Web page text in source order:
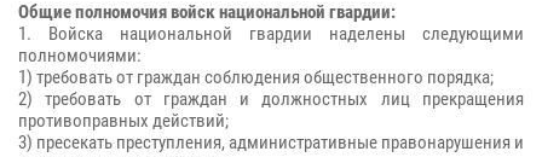
Общие полномочия войск национальной гвардии:
1. Войска национальной гвардии наделены следующими
полномочиями:
1) требовать от граждан соблюдения общественного порядка;
2) требовать от граждан и должностных лиц прекращения
противоправных действий;
3) пресекать преступления, административные правонарушения и